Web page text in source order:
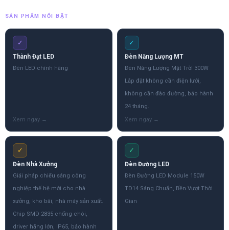
SẢN PHẨM NỔI BẬT
✓
Thành Đạt LED
Đèn LED chính hãng
✓
Đèn Năng Lượng MT
Đèn Năng Lượng Mặt Trời 300W
Lắp đặt không cần điện lưới,
không cần đào đường, bảo hành
24 tháng.
✓
Đèn Nhà Xưởng
Giải pháp chiếu sáng công
nghiệp thế hệ mới cho nhà
xưởng, kho bãi, nhà máy sản xuất.
Chip SMD 2835 chống chói,
driver hãng lớn, IP65, bảo hành
✓
Đèn Đường LED
Đèn Đường LED Module 150W
TD14 Sáng Chuẩn, Bền Vượt Thời
Gian